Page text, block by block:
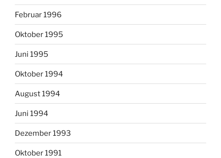
Februar 1996
Oktober 1995
Juni 1995
Oktober 1994
August 1994
Juni 1994
Dezember 1993
Oktober 1991